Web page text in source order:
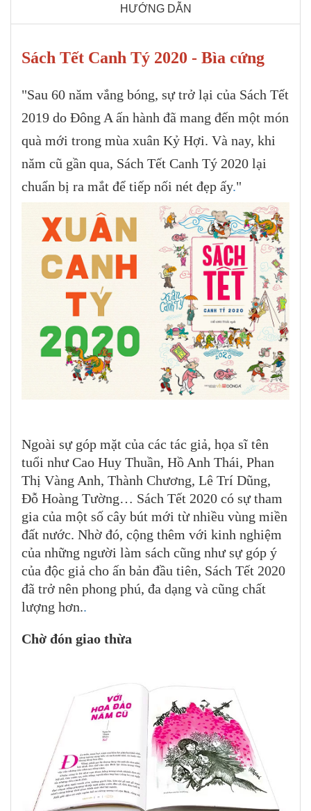
HƯỚNG DẪN
Sách Tết Canh Tý 2020 - Bìa cứng
"Sau 60 năm vắng bóng, sự trở lại của Sách Tết
2019 do Đông A ấn hành đã mang đến một món
quà mới trong mùa xuân Kỷ Hợi. Và nay, khi
năm cũ gần qua, Sách Tết Canh Tý 2020 lại
chuẩn bị ra mắt để tiếp nối nét đẹp ấy."
Ngoài sự góp mặt của các tác giả, họa sĩ tên
tuổi như Cao Huy Thuần, Hồ Anh Thái, Phan
Thị Vàng Anh, Thành Chương, Lê Trí Dũng,
Đỗ Hoàng Tường… Sách Tết 2020 có sự tham
gia của một số cây bút mới từ nhiều vùng miền
đất nước. Nhờ đó, cộng thêm với kinh nghiệm
của những người làm sách cũng như sự góp ý
của độc giả cho ấn bản đầu tiên, Sách Tết 2020
đã trở nên phong phú, đa dạng và cũng chất
lượng hơn..
Chờ đón giao thừa